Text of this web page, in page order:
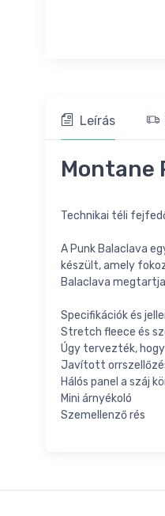
Leírás
Montane
Technikai téli
A Punk Balaclava
készült, amely
Balaclava
Specifikációk és
Stretch fleece és
Úgy tervezték,
Javított
Hálós panel a száj
Mini árnyékoló
Szemellenző rés